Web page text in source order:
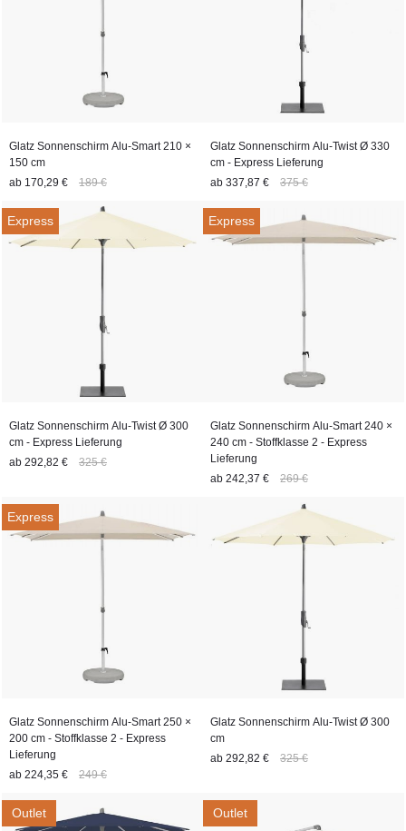
Glatz Sonnenschirm Alu-Smart 210 ×
150 cm
ab 170,29 € 189 €
Glatz Sonnenschirm Alu-Twist Ø 330
cm - Express Lieferung
ab 337,87 € 375 €
Express
Glatz Sonnenschirm Alu-Twist Ø 300
cm - Express Lieferung
ab 292,82 € 325 €
Express
Glatz Sonnenschirm Alu-Smart 240 ×
240 cm - Stoffklasse 2 - Express
Lieferung
ab 242,37 € 269 €
Express
Glatz Sonnenschirm Alu-Smart 250 ×
200 cm - Stoffklasse 2 - Express
Lieferung
ab 224,35 € 249 €
Glatz Sonnenschirm Alu-Twist Ø 300
cm
ab 292,82 € 325 €
Outlet Outlet